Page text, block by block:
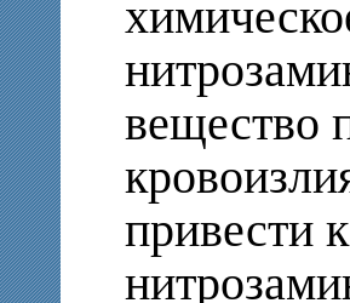
вещество
привести